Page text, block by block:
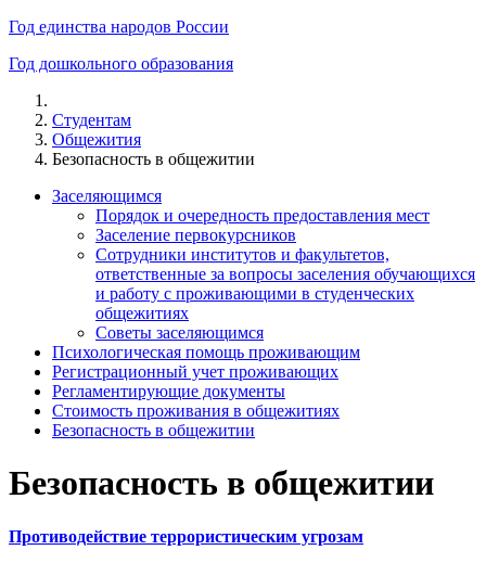
Год единства народов России
Год дошкольного образования
Студентам
Общежития
Безопасность в общежитии
Заселяющимся
Порядок и очередность предоставления мест
Заселение первокурсников
Сотрудники институтов и факультетов,
ответственные за вопросы заселения обучающихся
и работу с проживающими в студенческих
общежитиях
Советы заселяющимся
Психологическая помощь проживающим
Регистрационный учет проживающих
Регламентирующие документы
Стоимость проживания в общежитиях
Безопасность в общежитии
Безопасность в общежитии
Противодействие террористическим угрозам